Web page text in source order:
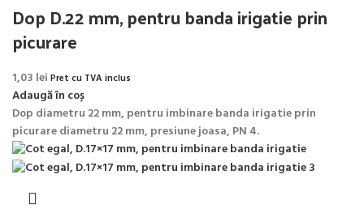
Dop D.22 mm, pentru banda irigatie prin
picurare
1,03 lei Pret cu TVA inclus
Adaugă în coș
Dop diametru 22 mm, pentru imbinare banda irigatie prin
picurare diametru 22 mm, presiune joasa, PN 4.